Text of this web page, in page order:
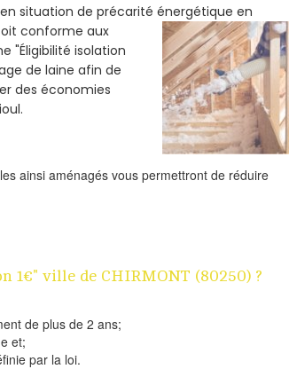
situation de précarité énergétique en
conforme aux
"Éligibilité isolation
de laine afin de
des économies
ainsi aménagés vous permettront de réduire
ville de CHIRMONT (80250) ?
de plus de 2 ans;
et;
par la loi.